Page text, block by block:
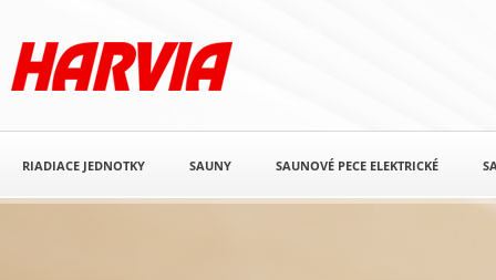
RIADIACE JEDNOTKY SAUNY SAUNOVÉ PECE ELEKTRICKÉ